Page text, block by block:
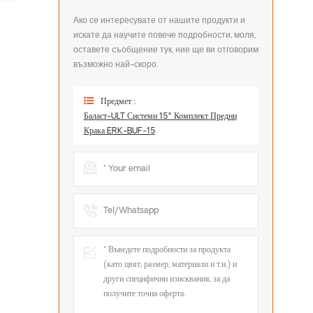
Ако се интересувате от нашите продукти и
искате да научите повече подробности, моля,
оставете съобщение тук, ние ще ви отговорим
възможно най-скоро.
Предмет :
Баласт-ULT Системи 15° Комплект Предни
Крака ERK-BUF-15